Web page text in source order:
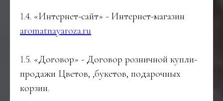
1.4. «Интернет-сайт» - Интернет-магазин
aromatnayaroza.ru
1.5. «Договор» - Договор розничной купли-
продажи Цветов, ,букетов, подарочных
корзин.